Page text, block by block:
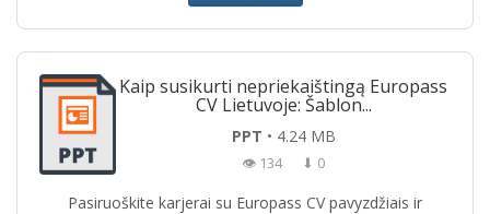
Kaip susikurti nepriekaištingą Europass
CV Lietuvoje: Šablon...
PPT • 4.24 MB
👁 134 ⬇ 0
Pasiruoškite karjerai su Europass CV pavyzdžiais ir